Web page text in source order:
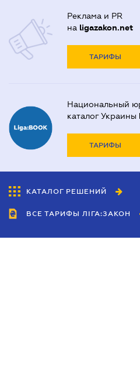
Реклама и PR
на ligazakon.net
ТАРИФЫ
Национальный
каталог Украины
ТАРИФЫ
КАТАЛОГ РЕШЕНИЙ
ВСЕ ТАРИФЫ ЛІГА:ЗАКОН